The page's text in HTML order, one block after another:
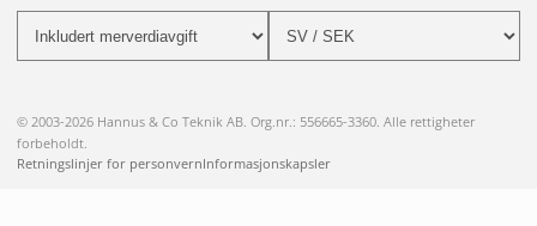
© 2003-2026 Hannus & Co Teknik AB. Org.nr.: 556665-3360. Alle rettigheter
forbeholdt.
Retningslinjer for personvernInformasjonskapsler